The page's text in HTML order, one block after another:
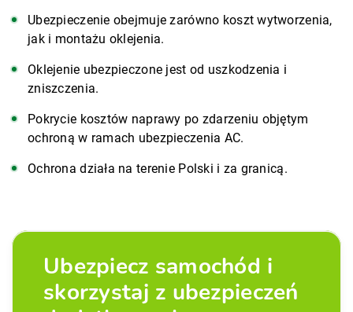
Ubezpieczenie obejmuje zarówno koszt wytworzenia,
jak i montażu oklejenia.
Oklejenie ubezpieczone jest od uszkodzenia i
zniszczenia.
Pokrycie kosztów naprawy po zdarzeniu objętym
ochroną w ramach ubezpieczenia AC.
Ochrona działa na terenie Polski i za granicą.
Ubezpiecz samochód i
skorzystaj z ubezpieczeń